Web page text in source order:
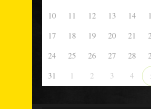
10
11 12 13 14
17
18 19 20 21
24
25 26 27 28
31
1 2 3 4